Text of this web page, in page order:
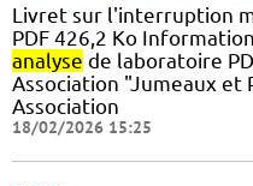
Livret sur l'interruption
PDF 426,2 Ko
analyse de laboratoire
Association "Jumeaux et
Association
18/02/2026 15:25